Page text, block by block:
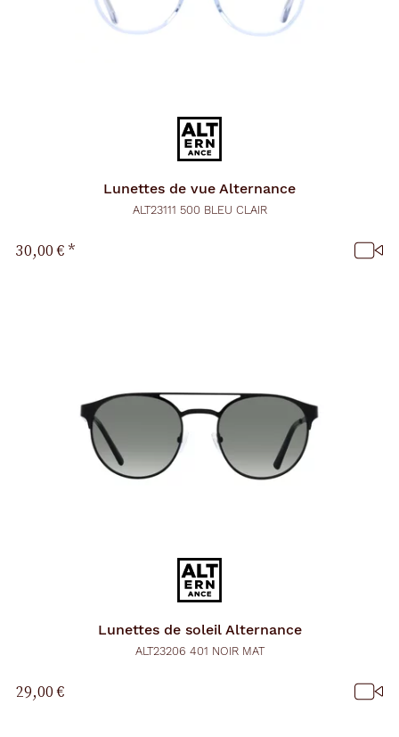
Lunettes de vue Alternance
ALT23111 500 BLEU CLAIR
30,00 €*
Lunettes de soleil Alternance
ALT23206 401 NOIR MAT
29,00 €